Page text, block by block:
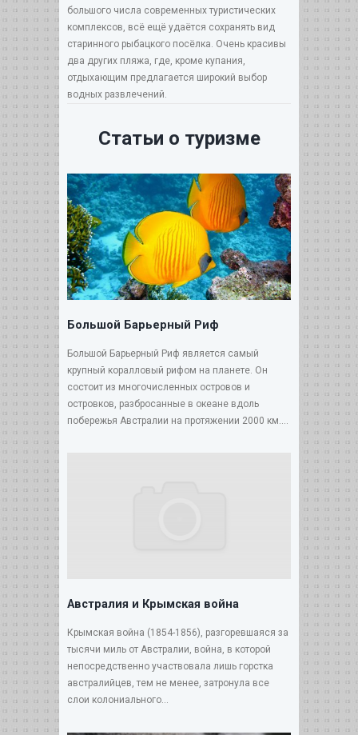
большого числа современных туристических
комплексов, всё ещё удаётся сохранять вид
старинного рыбацкого посёлка. Очень красивы
два других пляжа, где, кроме купания,
отдыхающим предлагается широкий выбор
водных развлечений.
Статьи о туризме
Большой Барьерный Риф
Большой Барьерный Риф является самый
крупный коралловый рифом на планете. Он
состоит из многочисленных островов и
островков, разбросанные в океане вдоль
побережья Австралии на протяжении 2000 км....
Австралия и Крымская война
Крымская война (1854-1856), разгоревшаяся за
тысячи миль от Австралии, война, в которой
непосредственно участвовала лишь горстка
австралийцев, тем не менее, затронула все
слои колониального...